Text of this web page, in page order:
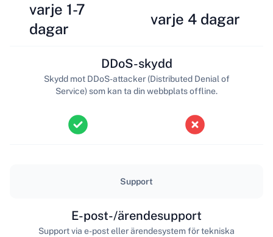
varje 1-7
dagar
varje 4 dagar
DDoS-skydd
Skydd mot DDoS-attacker (Distributed Denial of
Service) som kan ta din webbplats offline.
Support
E-post-/ärendesupport
Support via e-post eller ärendesystem för tekniska